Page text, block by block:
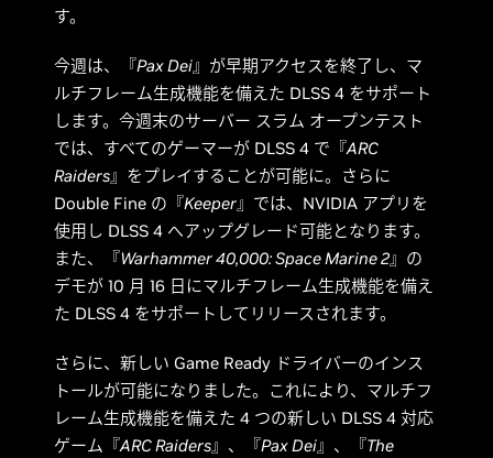
す。
今週は、『Pax Dei』が早期アクセスを終了し、マ
ルチフレーム生成機能を備えた DLSS 4 をサポート
します。今週末のサーバー スラム オープンテスト
では、すべてのゲーマーが DLSS 4 で『ARC
Raiders』をプレイすることが可能に。さらに
Double Fine の『Keeper』では、NVIDIA アプリを
使用し DLSS 4 へアップグレード可能となります。
また、『Warhammer 40,000: Space Marine 2』の
デモが 10 月 16 日にマルチフレーム生成機能を備え
た DLSS 4 をサポートしてリリースされます。
さらに、新しい Game Ready ドライバーのインス
トールが可能になりました。これにより、マルチフ
レーム生成機能を備えた 4 つの新しい DLSS 4 対応
ゲーム『ARC Raiders』、『Pax Dei』、『The